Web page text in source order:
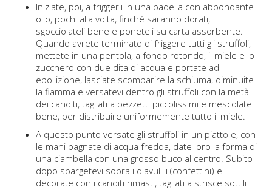
Iniziate, poi, a friggerli in una padella con abbondante
olio, pochi alla volta, finché saranno dorati,
sgocciolateli bene e poneteli su carta assorbente.
Quando avrete terminato di friggere tutti gli struffoli,
mettete in una pentola, a fondo rotondo, il miele e lo
zucchero con due dita di acqua e portate ad
ebollizione, lasciate scomparire la schiuma, diminuite
la fiamma e versatevi dentro gli struffoli con la metà
dei canditi, tagliati a pezzetti piccolissimi e mescolate
bene, per distribuire uniformemente tutto il miele.
A questo punto versate gli struffoli in un piatto e, con
le mani bagnate di acqua fredda, date loro la forma di
una ciambella con una grosso buco al centro. Subito
dopo spargetevi sopra i diavulilli (confettini) e
decorate con i canditi rimasti, tagliati a strisce sottili